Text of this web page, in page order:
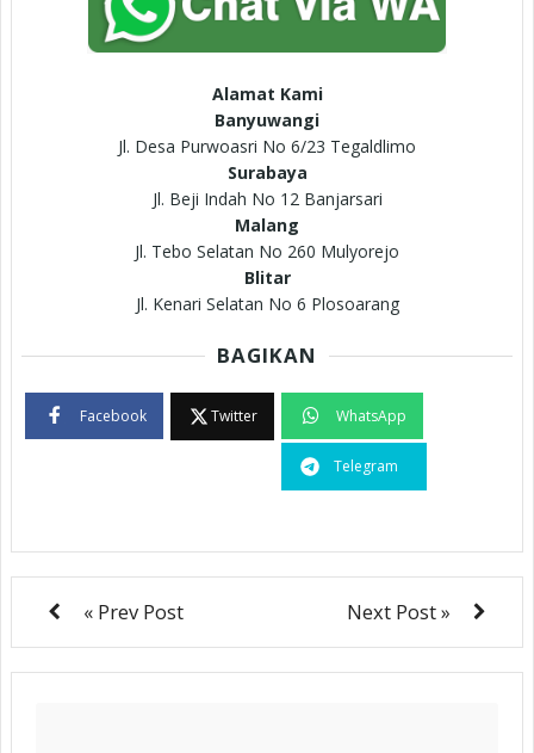
Alamat Kami
Banyuwangi
Jl. Desa Purwoasri No 6/23 Tegaldlimo
Surabaya
Jl. Beji Indah No 12 Banjarsari
Malang
Jl. Tebo Selatan No 260 Mulyorejo
Blitar
Jl. Kenari Selatan No 6 Plosoarang
BAGIKAN
Facebook Twitter WhatsApp
Telegram
« Prev Post Next Post »